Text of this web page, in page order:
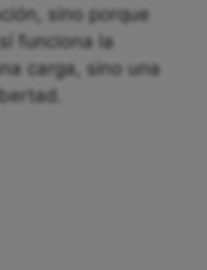
sino porque
funciona la
carga, sino una